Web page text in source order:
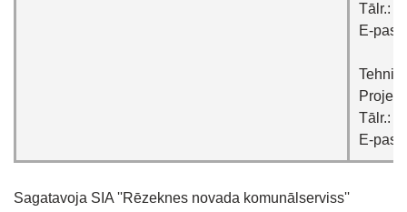
Tālr.:
E-
Tālr.:
E-
Sagatavoja SIA ''Rēzeknes novada komunālserviss''